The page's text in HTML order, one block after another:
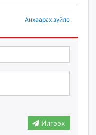
Анхаарах зүйлс
Илгээх